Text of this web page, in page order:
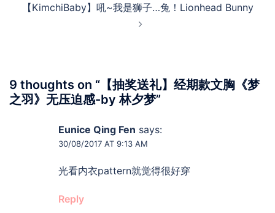
【KimchiBaby】吼~我是狮子…兔！Lionhead Bunny
9 thoughts on “ 【抽奖送礼】经期款文胸《梦
之羽》无压迫感-by 林夕梦”
Eunice Qing Fen says:
30/08/2017 AT 9:13 AM
光看内衣pattern就觉得很好穿
Reply